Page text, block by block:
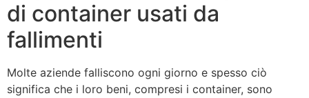
di container usati da
fallimenti
Molte aziende falliscono ogni giorno e spesso ciò
significa che i loro beni, compresi i container, sono